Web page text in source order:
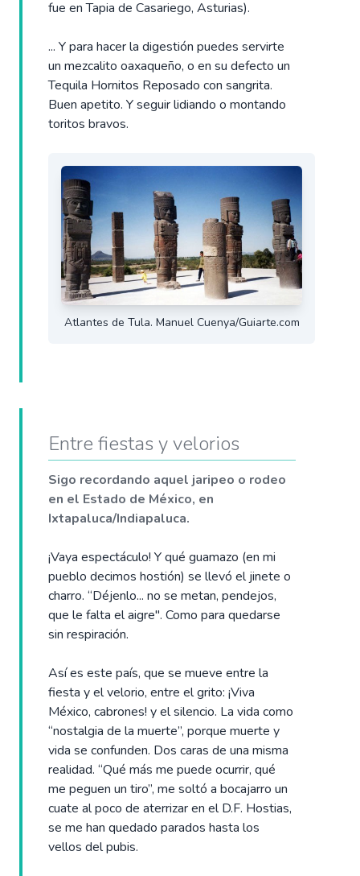
fue en Tapia de Casariego, Asturias).
... Y para hacer la digestión puedes servirte
un mezcalito oaxaqueño, o en su defecto un
Tequila Hornitos Reposado con sangrita.
Buen apetito. Y seguir lidiando o montando
toritos bravos.
Atlantes de Tula. Manuel Cuenya/Guiarte.com
Entre fiestas y velorios
Sigo recordando aquel jaripeo o rodeo
en el Estado de México, en
Ixtapaluca/Indiapaluca.
¡Vaya espectáculo! Y qué guamazo (en mi
pueblo decimos hostión) se llevó el jinete o
charro. “Déjenlo... no se metan, pendejos,
que le falta el aigre". Como para quedarse
sin respiración.
Así es este país, que se mueve entre la
fiesta y el velorio, entre el grito: ¡Viva
México, cabrones! y el silencio. La vida como
“nostalgia de la muerte”, porque muerte y
vida se confunden. Dos caras de una misma
realidad. “Qué más me puede ocurrir, qué
me peguen un tiro”, me soltó a bocajarro un
cuate al poco de aterrizar en el D.F. Hostias,
se me han quedado parados hasta los
vellos del pubis.